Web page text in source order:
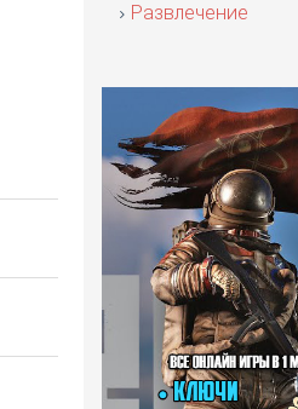
Развлечение